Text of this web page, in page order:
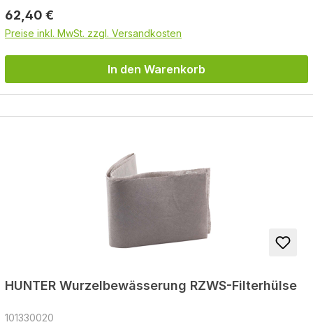
Regulärer Preis:
62,40 €
Preise inkl. MwSt. zzgl. Versandkosten
In den Warenkorb
HUNTER Wurzelbewässerung RZWS-Filterhülse
101330020